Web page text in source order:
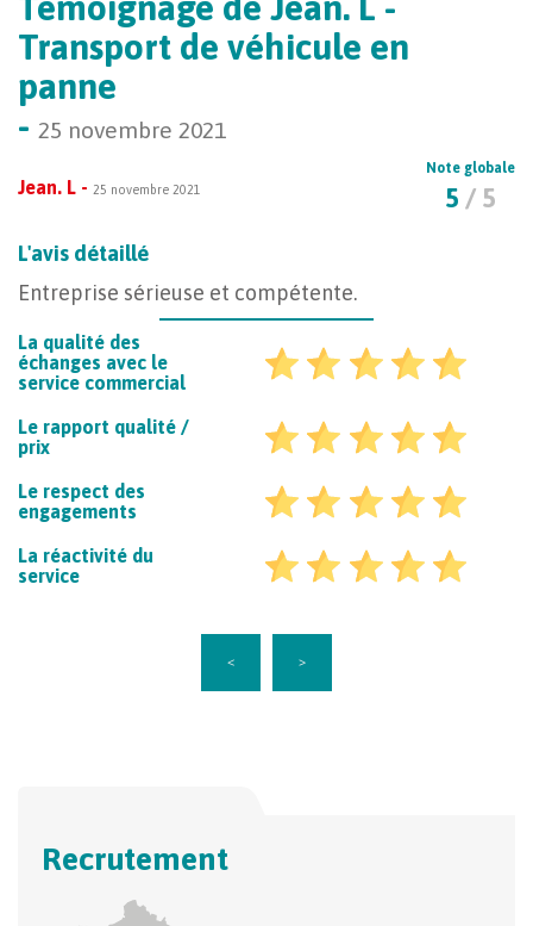
Recrutement
Transport de véhicule en
panne
- 25 novembre 2021
Jean. L - 25 novembre 2021
Note globale
5 / 5
L'avis détaillé
Entreprise sérieuse et compétente.
La qualité des
échanges avec le
service commercial
Le rapport qualité /
prix
Le respect des
engagements
La réactivité du
service
< >